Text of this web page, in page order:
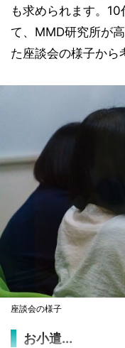
も求められます。
て、MMD研究所が
た座談会の様子から
座談会の様子
お小遣...